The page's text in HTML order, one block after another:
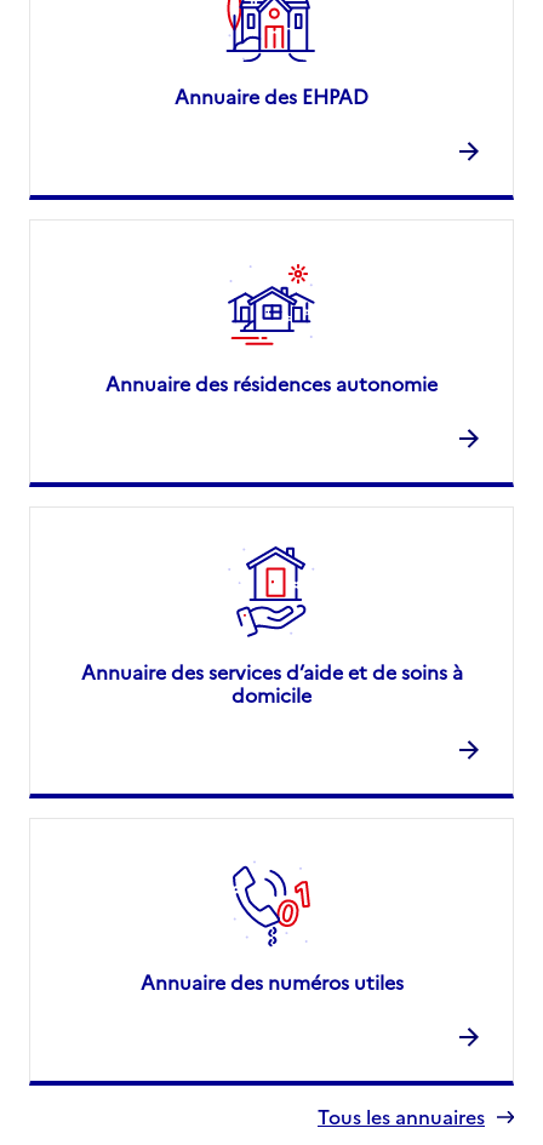
Annuaire des EHPAD
Annuaire des résidences autonomie
Annuaire des services d’aide et de soins à
domicile
Annuaire des numéros utiles
Tous les annuaires